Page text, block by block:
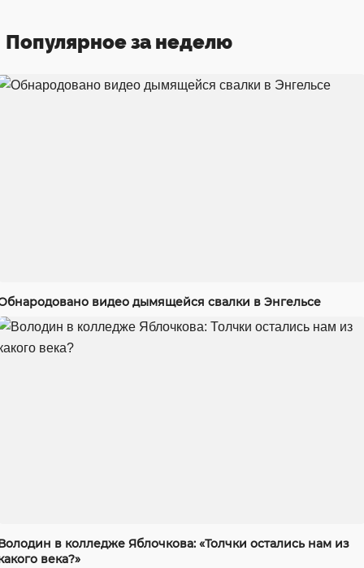
Популярное за неделю
видео дымящейся свалки в Энгельсе
в колледже Яблочкова: «Толчки остались нам из
века?»